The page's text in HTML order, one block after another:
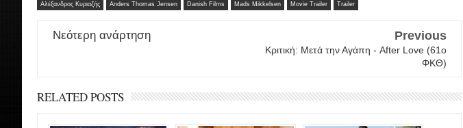
Αλέξανδρος Κυριαζής Anders Thomas Jensen Danish Films Mads Mikkelsen Movie Trailer Trailer
Νεότερη ανάρτηση Previous
Κριτική: Μετά την Αγάπη - After Love (61o
ΦΚΘ)
RELATED POSTS